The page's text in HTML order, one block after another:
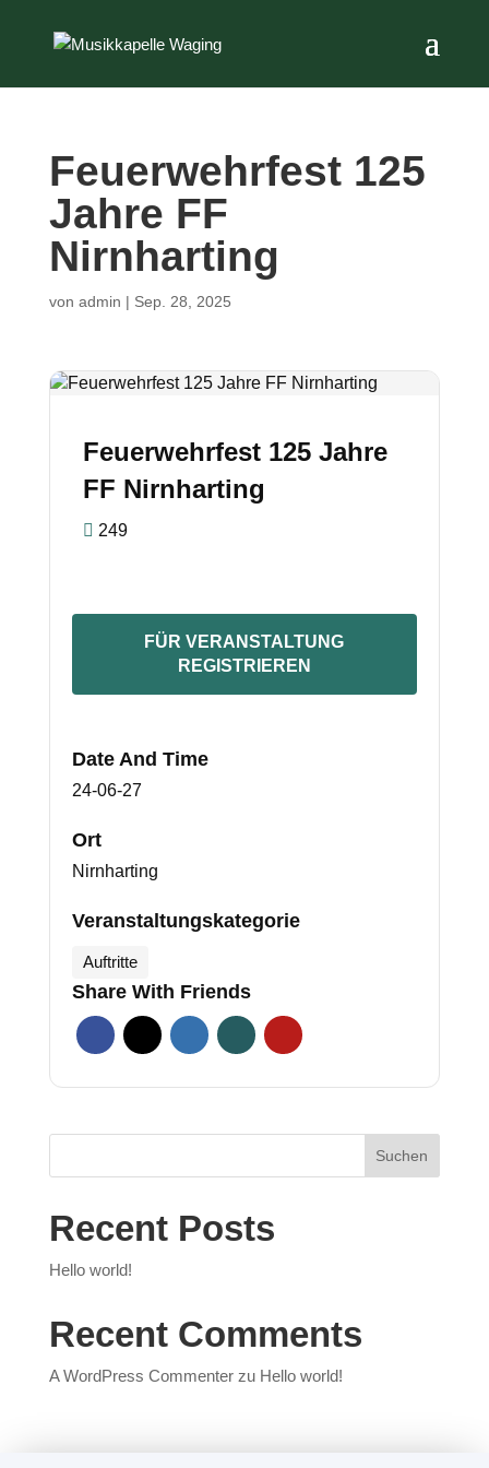
Feuerwehrfest 125
Jahre FF
Nirnharting
von admin | Sep. 28, 2025
Feuerwehrfest 125 Jahre
FF Nirnharting
249
FÜR VERANSTALTUNG
REGISTRIEREN
Date And Time
24-06-27
Ort
Nirnharting
Veranstaltungskategorie
Auftritte
Share With Friends
Suchen
Recent Posts
Hello world!
Recent Comments
A WordPress Commenterzu Hello world!